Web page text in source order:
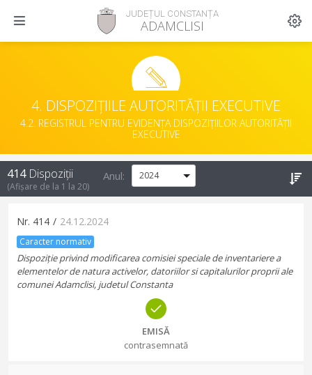
JUDEȚUL CONSTANȚA
ADAMCLISI
4. DISPOZIȚIILE AUTORITĂȚII EXECUTIVE
4.2. REGISTRUL PENTRU EVIDENȚA DISPOZIȚIILOR AUTORITĂȚII
EXECUTIVE
414 Dispoziții
(Afișare de la 1 la 20)
Anul:
Nr. 414 / 24.12.2024
Caracter normativ
Dispoziție privind modificarea comisiei speciale de inventariere a
elementelor de natura activelor, datoriilor si capitalurilor proprii ale
comunei Adamclisi, judetul Constanta
EMISĂ
contrasemnată